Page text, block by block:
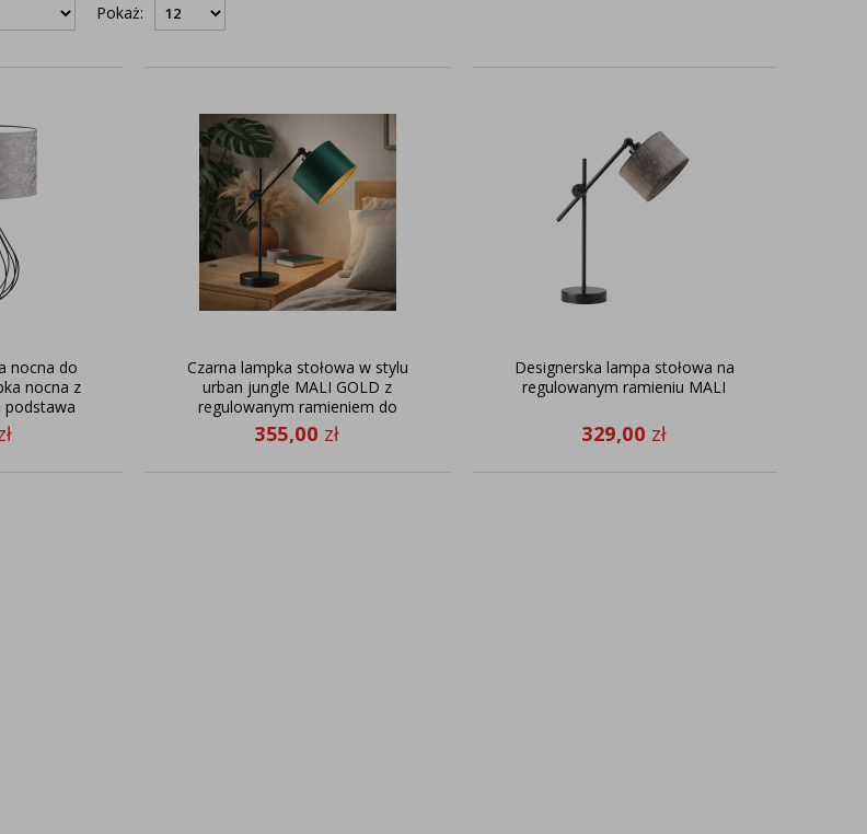
Pokaż:
nocna do
nocna z
podstawa
Czarna lampka stołowa w stylu
urban jungle MALI GOLD z
regulowanym ramieniem do
czytania
355,00 zł
Designerska lampa stołowa na
regulowanym ramieniu MALI
329,00 zł